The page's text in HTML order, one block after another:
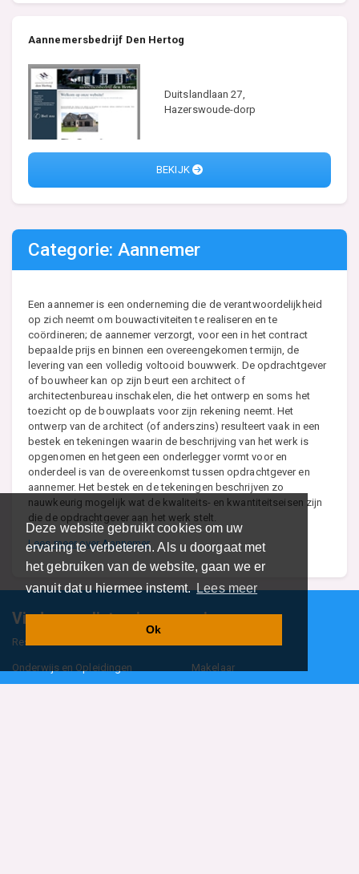
Deze website gebruikt cookies om uw
ervaring te verbeteren. Als u doorgaat met
het gebruiken van de website, gaan we er
vanuit dat u hiermee instemt.Lees meer
Ok
Aannemersbedrijf Den Hertog
Duitslandlaan 27,
Hazerswoude-dorp
BEKIJK
Categorie: Aannemer
Een aannemer is een onderneming die de verantwoordelijkheid
op zich neemt om bouwactiviteiten te realiseren en te
coördineren; de aannemer verzorgt, voor een in het contract
bepaalde prijs en binnen een overeengekomen termijn, de
levering van een volledig voltooid bouwwerk. De opdrachtgever
of bouwheer kan op zijn beurt een architect of
architectenbureau inschakelen, die het ontwerp en soms het
toezicht op de bouwplaats voor zijn rekening neemt. Het
ontwerp van de architect (of anderszins) resulteert vaak in een
bestek en tekeningen waarin de beschrijving van het werk is
opgenomen en hetgeen een onderlegger vormt voor en
onderdeel is van de overeenkomst tussen opdrachtgever en
aannemer. Het bestek en de tekeningen beschrijven zo
nauwkeurig mogelijk wat de kwaliteits- en kwantiteitseisen zijn
die de opdrachtgever aan het werk stelt.
Lees meer over Aannemer
Vind specalisten in uw regio
Restaurant
Onderwijs en Opleidingen Makelaar